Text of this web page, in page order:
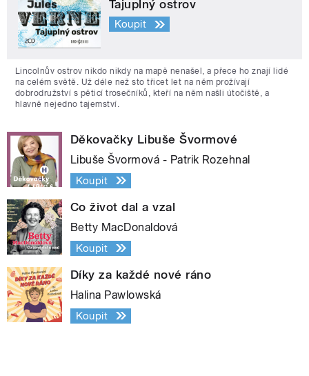
Tajuplný ostrov
Koupit
Lincolnův ostrov nikdo nikdy na mapě nenašel, a přece ho znají lidé
na celém světě. Už déle než sto třicet let na něm prožívají
dobrodružství s pěticí trosečníků, kteří na něm našli útočiště, a
hlavně nejedno tajemství.
Děkovačky Libuše Švormové
Libuše Švormová - Patrik Rozehnal
Koupit
Co život dal a vzal
Betty MacDonaldová
Koupit
Díky za každé nové ráno
Halina Pawlowská
Koupit